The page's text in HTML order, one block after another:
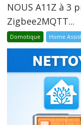
NOUS A11Z à 3
Zigbee2MQTT...
Domotique Home